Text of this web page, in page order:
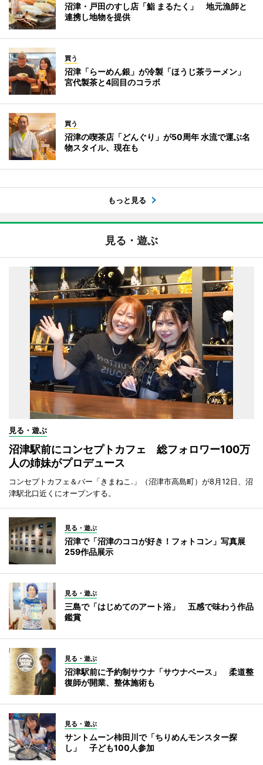
沼津・戸田のすし店「鮨 まるたく」 地元漁師と
連携し地物を提供
買う
沼津「らーめん銀」が冷製「ほうじ茶ラーメン」
宮代製茶と4回目のコラボ
買う
沼津の喫茶店「どんぐり」が50周年 水流で運ぶ名
物スタイル、現在も
もっと見る
見る・遊ぶ
見る・遊ぶ
沼津駅前にコンセプトカフェ 総フォロワー100万
人の姉妹がプロデュース
コンセプトカフェ＆バー「きまねこ.」（沼津市高島町）が8月12日、沼
津駅北口近くにオープンする。
見る・遊ぶ
沼津で「沼津のココが好き！フォトコン」写真展
259作品展示
見る・遊ぶ
三島で「はじめてのアート浴」 五感で味わう作品
鑑賞
見る・遊ぶ
沼津駅前に予約制サウナ「サウナベース」 柔道整
復師が開業、整体施術も
見る・遊ぶ
サントムーン柿田川で「ちりめんモンスター探
し」 子ども100人参加